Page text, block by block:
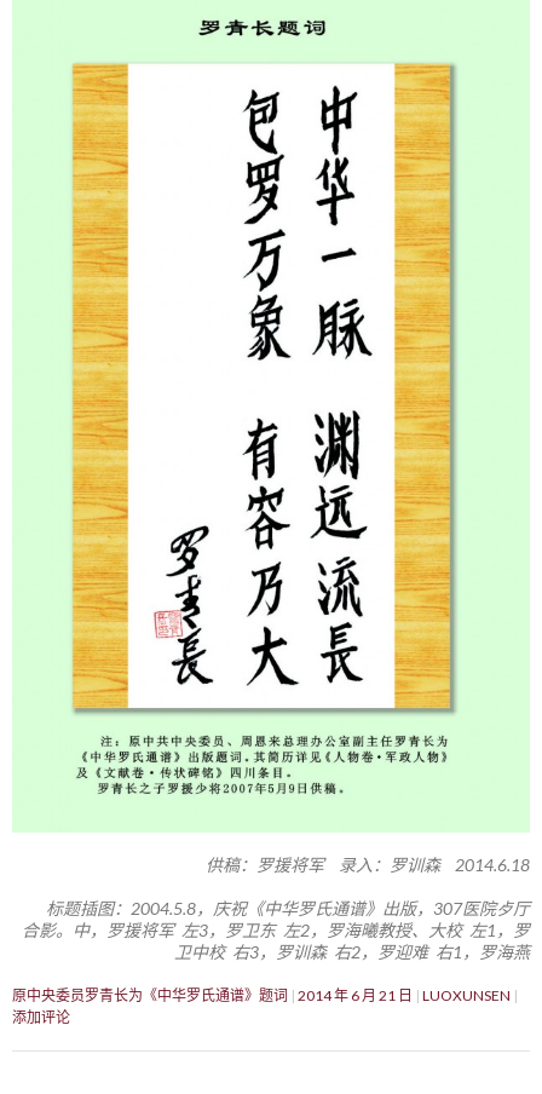
供稿：罗援将军 录入：罗训森 2014.6.18
标题插图：2004.5.8，庆祝《中华罗氏通谱》出版，307医院歺厅
合影。中，罗援将军 左3，罗卫东 左2，罗海曦教授、大校 左1，罗
卫中校 右3，罗训森 右2，罗迎难 右1，罗海燕
原中央委员罗青长为《中华罗氏通谱》题词 2014 年 6 月 21 日
LUOXUNSEN
添加评论